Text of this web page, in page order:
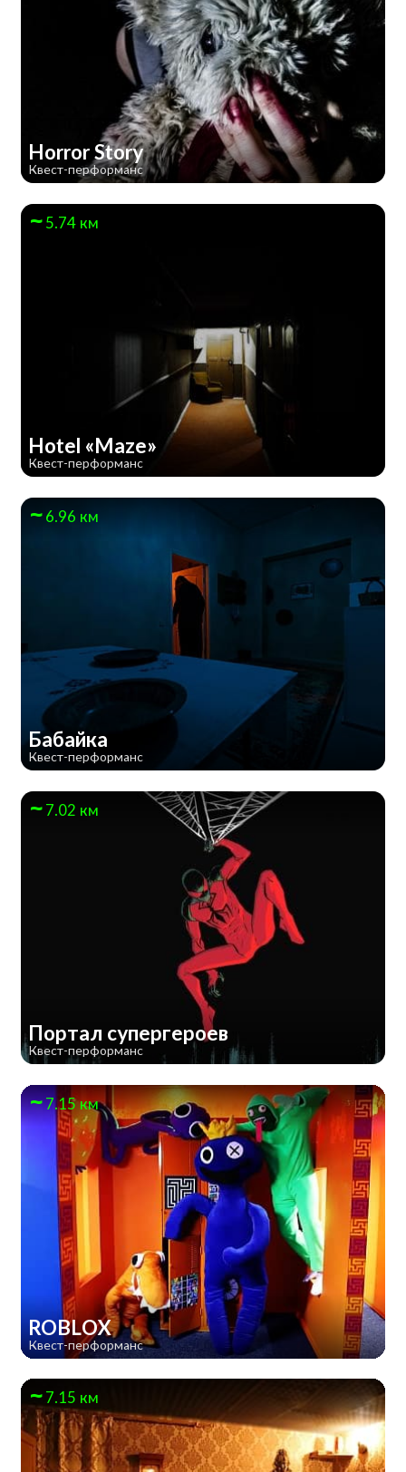
Horror Story
Квест-перформанс
5.74 км
Hotel «Maze»
Квест-перформанс
6.96 км
Бабайка
Квест-перформанс
7.02 км
Портал супергероев
Квест-перформанс
7.15 км
ROBLOX
Квест-перформанс
7.15 км